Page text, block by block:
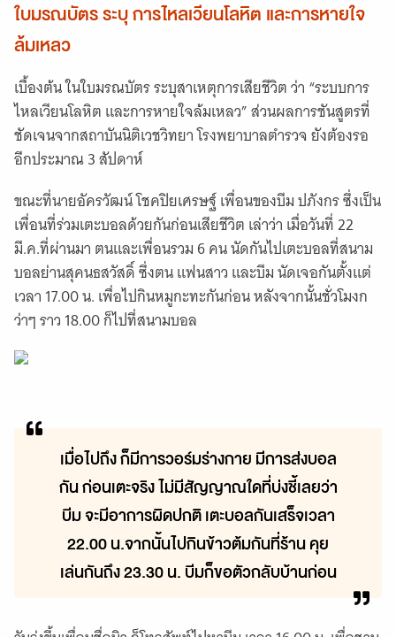
ใบมรณบัตร ระบุ การไหลเวียนโลหิต และการหายใจ
ล้มเหลว
เบื้องต้น ในใบมรณบัตร ระบุสาเหตุการเสียชีวิต ว่า “ระบบการ
ไหลเวียนโลหิต และการหายใจล้มเหลว” ส่วนผลการชันสูตรที่
ชัดเจนจากสถาบันนิติเวชวิทยา โรงพยาบาลตำรวจ ยังต้องรอ
อีกประมาณ 3 สัปดาห์
ขณะที่นายอัครวัฒน์ โชคปิยเศรษฐ์ เพื่อนของบีม ปภังกร ซึ่งเป็น
เพื่อนที่ร่วมเตะบอลด้วยกันก่อนเสียชีวิต เล่าว่า เมื่อวันที่ 22
มี.ค.ที่ผ่านมา ตนและเพื่อนรวม 6 คน นัดกันไปเตะบอลที่สนาม
บอลย่านสุคนธสวัสดิ์ ซึ่งตน แฟนสาว และบีม นัดเจอกันตั้งแต่
เวลา 17.00 น. เพื่อไปกินหมูกะทะกันก่อน หลังจากนั้นชั่วโมงก
ว่าๆ ราว 18.00 ก็ไปที่สนามบอล
เมื่อไปถึง ก็มีการวอร์มร่างกาย มีการส่งบอล
กัน ก่อนเตะจริง ไม่มีสัญญาณใดที่บ่งชี้เลยว่า
บีม จะมีอาการผิดปกติ เตะบอลกันเสร็จเวลา
22.00 น.จากนั้นไปกินข้าวต้มกันที่ร้าน คุย
เล่นกันถึง 23.30 น. บีมก็ขอตัวกลับบ้านก่อน